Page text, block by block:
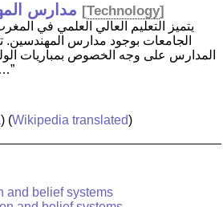
مدارس [Technology]
الجامعات بوجود مدارس المهندسين.
المدارس على وجه الخصوص بمباريات
المقاعد …”
) (Wikipedia translated)
and belief systems